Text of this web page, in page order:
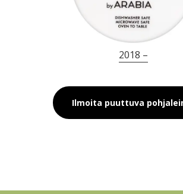
2018 –
Ilmoita puuttuva